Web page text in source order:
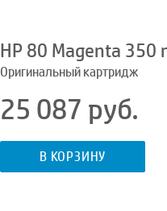
HP 80 Magenta 350
Оригинальный картридж
25 087 руб.
В КОРЗИНУ